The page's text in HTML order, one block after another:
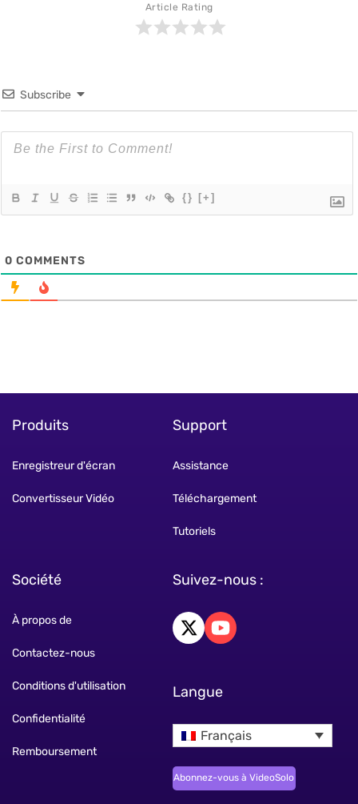
Article Rating
Subscribe
{} [+]
0 COMMENTS
Produits
Enregistreur d'écran
Convertisseur Vidéo
Support
Assistance
Téléchargement
Tutoriels
Société
À propos de
Contactez-nous
Conditions d'utilisation
Confidentialité
Remboursement
Suivez-nous :
Langue
Français
Abonnez-vous à VideoSolo